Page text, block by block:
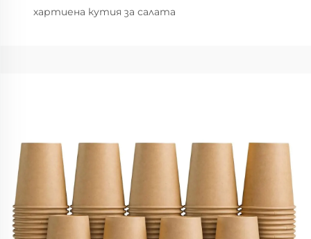
хартиена кутия за салата